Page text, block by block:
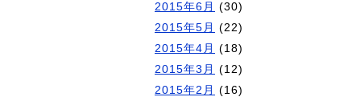
2015年6月
(30)
2015年5月
(22)
2015年4月
(18)
2015年3月
(12)
2015年2月
(16)